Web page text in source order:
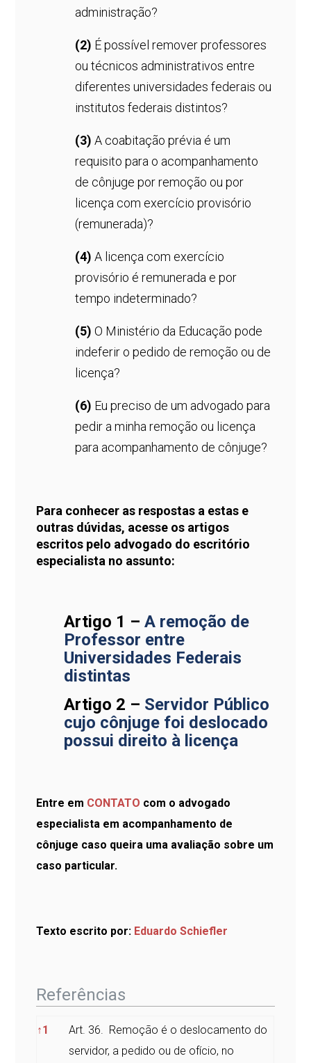
administração?
(2) É possível remover professores
ou técnicos administrativos entre
diferentes universidades federais ou
institutos federais distintos?
(3) A coabitação prévia é um
requisito para o acompanhamento
de cônjuge por remoção ou por
licença com exercício provisório
(remunerada)?
(4) A licença com exercício
provisório é remunerada e por
tempo indeterminado?
(5) O Ministério da Educação pode
indeferir o pedido de remoção ou de
licença?
(6) Eu preciso de um advogado para
pedir a minha remoção ou licença
para acompanhamento de cônjuge?
Para conhecer as respostas a estas e
outras dúvidas, acesse os artigos
escritos pelo advogado do escritório
especialista no assunto:
Artigo 1 – A remoção de
Professor entre
Universidades Federais
distintas
Artigo 2 – Servidor Público
cujo cônjuge foi deslocado
possui direito à licença
Entre em CONTATO com o advogado
especialista em acompanhamento de
cônjuge caso queira uma avaliação sobre um
caso particular.
Texto escrito por: Eduardo Schiefler
Referências
Referências
↑1
Art. 36. Remoção é o deslocamento do
servidor, a pedido ou de ofício, no